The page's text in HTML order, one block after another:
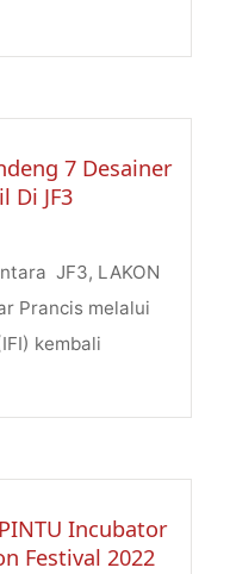
7 Desainer
Di JF3
JF3, LAKON
Prancis melalui
kembali
Incubator
Festival 2022